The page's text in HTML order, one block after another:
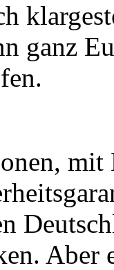
ganz
mit